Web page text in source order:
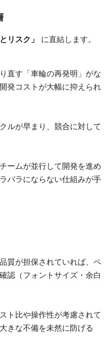
リスク」 に直結します。
直す「車輪の再発明」がな
発コストが大幅に抑えられ
ルが早まり、競合に対して
ームが並行して開発を進め
バラにならない仕組みが手
質が担保されていれば、ペ
認（フォントサイズ・余白
ト比や操作性が考慮されて
きな不備を未然に防げる